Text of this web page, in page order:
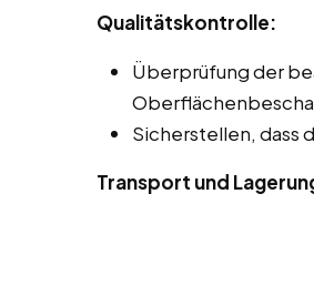
Qualitätskontrolle:
Überprüfung der
Sicherstellen, dass
Transport und